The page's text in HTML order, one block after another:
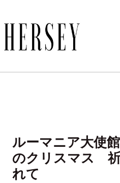
容
を
ス
ルーマニア大使
のクリスマス
れて